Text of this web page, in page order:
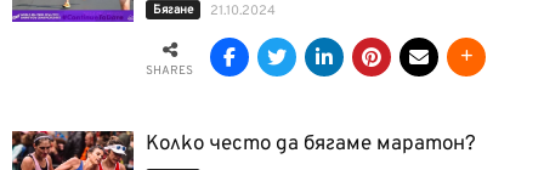
Бягане 21.10.2024
SHARES
Колко често да бягаме маратон?